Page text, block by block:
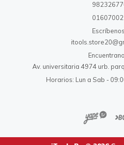
Escríbenos
Av. universitaria 4974 urb.
Horarios: Lun a Sab -